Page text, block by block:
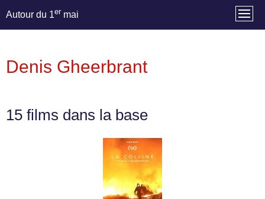
Autour du 1er mai
Denis Gheerbrant
15 films dans la base